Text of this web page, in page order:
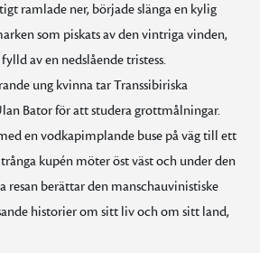
ramlade ner, började slänga en kylig
som piskats av den vintriga vinden,
av en nedslående tristess.
ung kvinna tar Transsibiriska
Bator för att studera grottmålningar.
en vodkapimplande buse på väg till ett
kupén möter öst väst och under den
resan berättar den manschauvinistiske
historier om sitt liv och om sitt land,